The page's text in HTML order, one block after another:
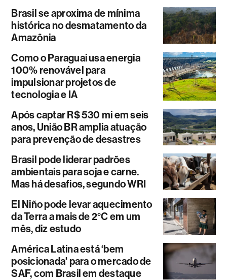
Brasil se aproxima de mínima
histórica no desmatamento da
Amazônia
Como o Paraguai usa energia
100% renovável para
impulsionar projetos de
tecnologia e IA
Após captar R$ 530 mi em seis
anos, União BR amplia atuação
para prevenção de desastres
Brasil pode liderar padrões
ambientais para soja e carne.
Mas há desafios, segundo WRI
El Niño pode levar aquecimento
da Terra a mais de 2°C em um
mês, diz estudo
América Latina está ‘bem
posicionada' para o mercado de
SAF, com Brasil em destaque